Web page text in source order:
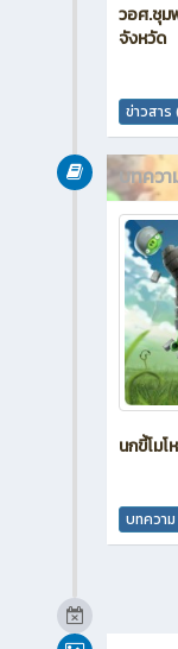
วอศ.ชุม
จังหวัด
ข่าวสาร
บทคว
นกขี้โมโห
บทความ